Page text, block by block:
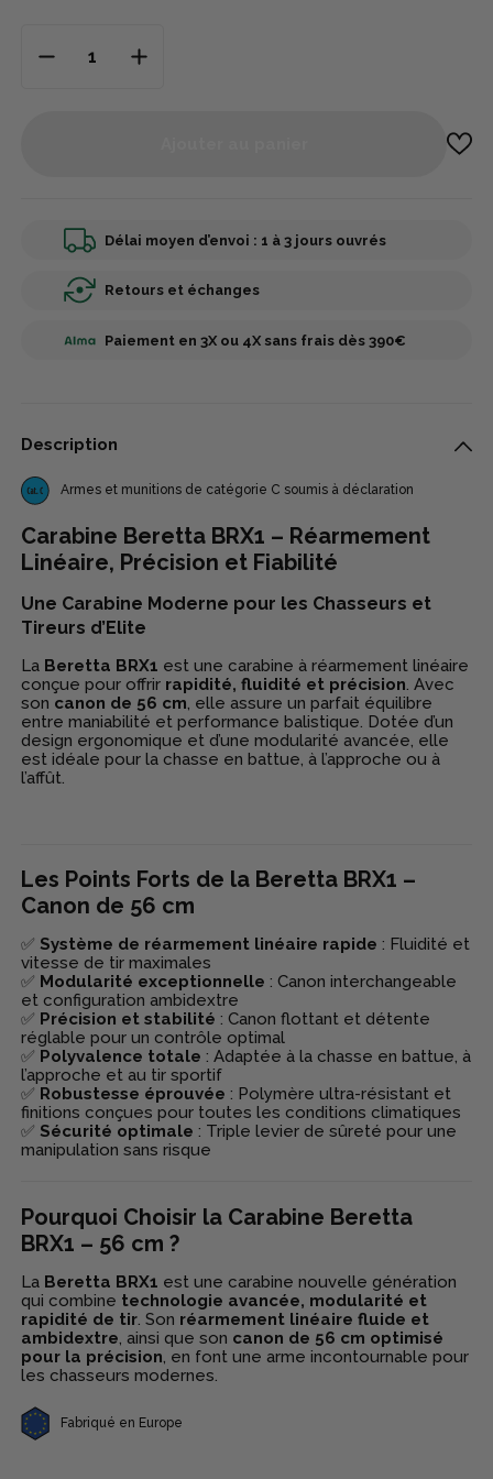
Délai moyen d’envoi : 1 à 3 jours ouvrés
Retours et échanges
Paiement en 3X ou 4X sans frais dès 390€
Description
Armes et munitions de catégorie C soumis à déclaration
Carabine Beretta BRX1 – Réarmement
Linéaire, Précision et Fiabilité
Une Carabine Moderne pour les Chasseurs et
Tireurs d’Elite
La Beretta BRX1 est une carabine à réarmement linéaire
conçue pour offrir rapidité, fluidité et précision. Avec
son canon de 56 cm, elle assure un parfait équilibre
entre maniabilité et performance balistique. Dotée d’un
design ergonomique et d’une modularité avancée, elle
est idéale pour la chasse en battue, à l’approche ou à
l’affût.
Les Points Forts de la Beretta BRX1 –
Canon de 56 cm
✅Système de réarmement linéaire rapide : Fluidité et
vitesse de tir maximales
✅ Modularité exceptionnelle : Canon interchangeable
et configuration ambidextre
✅ Précision et stabilité : Canon flottant et détente
réglable pour un contrôle optimal
✅ Polyvalence totale : Adaptée à la chasse en battue, à
l’approche et au tir sportif
✅ Robustesse éprouvée : Polymère ultra-résistant et
finitions conçues pour toutes les conditions climatiques
✅Sécurité optimale : Triple levier de sûreté pour une
manipulation sans risque
Pourquoi Choisir la Carabine Beretta
BRX1 – 56 cm ?
La Beretta BRX1 est une carabine nouvelle génération
qui combine technologie avancée, modularité et
rapidité de tir . Son réarmement linéaire fluide et
ambidextre , ainsi que son canon de 56 cm optimisé
pour la précision , en font une arme incontournable pour
les chasseurs modernes.
Fabriqué en Europe